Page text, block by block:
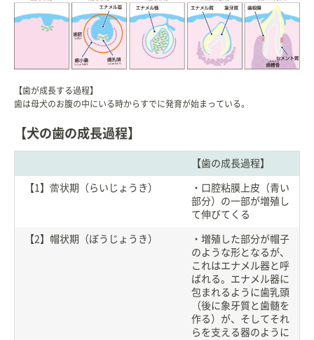
【歯が成長する過程】
歯は母犬のお腹の中にいる時からすでに発育が始まっている。
【犬の歯の成長過程】
【歯の成長過程】
【1】蕾状期（らいじょうき）
・口腔粘膜上皮（青い
部分）の一部が増殖し
て伸びてくる
【2】帽状期（ぼうじょうき）
・増殖した部分が帽子
のような形となるが、
これはエナメル器と呼
ばれる。エナメル器に
包まれるように歯乳頭
（後に象牙質と歯髄を
作る）が、そしてそれ
らを支える器のように